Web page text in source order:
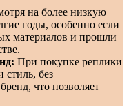
на более низкую
годы, особенно если
материалов и прошли
При покупке реплики
стиль, без
что позволяет